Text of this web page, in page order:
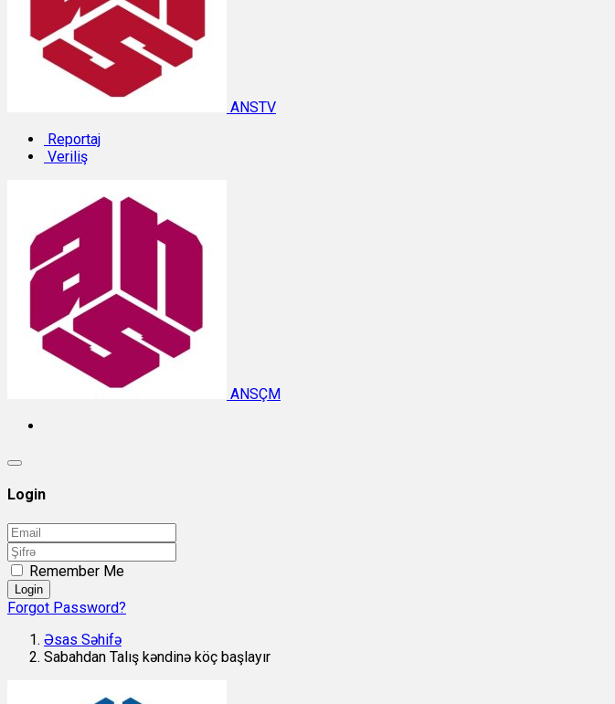
ANSTV
Reportaj
Veriliş
ANSÇM
Login
Remember Me
Login
Forgot Password?
Əsas Səhifə
Sabahdan Talış kəndinə köç başlayır